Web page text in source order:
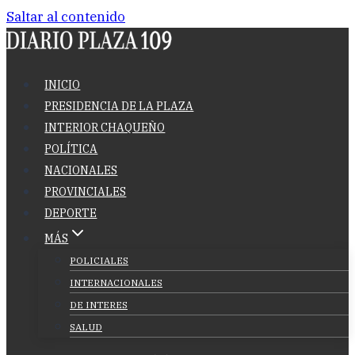
Saltar al contenido
INICIO
PRESIDENCIA DE LA PLAZA
INTERIOR CHAQUEÑO
POLÍTICA
NACIONALES
PROVINCIALES
DEPORTE
MÁS
POLICIALES
INTERNACIONALES
DE INTERES
SALUD